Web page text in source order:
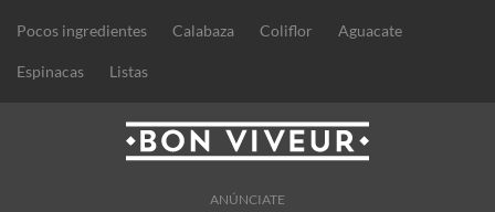
Pocos ingredientes Calabaza Coliflor Aguacate
Espinacas Listas
ANÚNCIATE